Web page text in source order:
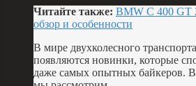
Читайте также: BMW C 400 GT
обзор и особенности
В мире двухколесного
появляются новинки, которые
даже самых опытных байкеров. В